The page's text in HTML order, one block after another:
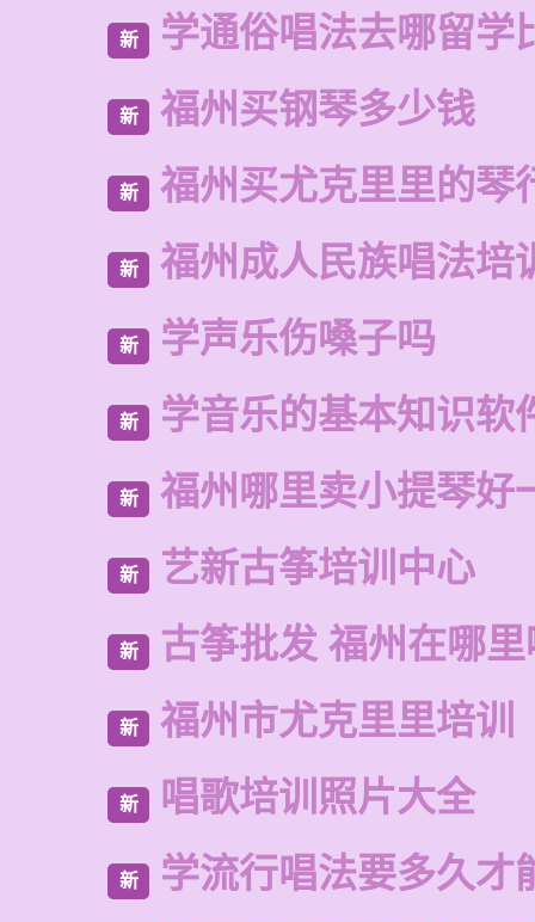
新 学通俗唱法去哪留学
新 福州买钢琴多少钱
新 福州买尤克里里的琴
新 福州成人民族唱法培
新 学声乐伤嗓子吗
新 学音乐的基本知识软
新 福州哪里卖小提琴好
新 艺新古筝培训中心
新 古筝批发 福州在哪
新 福州市尤克里里培训
新 唱歌培训照片大全
新 学流行唱法要多久才